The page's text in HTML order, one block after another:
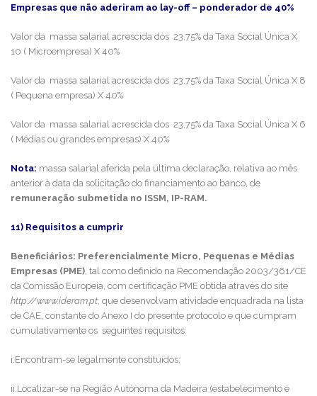
Empresas que não aderiram ao lay-off – ponderador de 40%
Valor da massa salarial acrescida dos 23,75% da Taxa Social Única X
10 ( Microempresa) X 40%
Valor da massa salarial acrescida dos 23,75% da Taxa Social Única X 8
( Pequena empresa) X 40%
Valor da massa salarial acrescida dos 23,75% da Taxa Social Única X 6
( Médias ou grandes empresas) X 40%
Nota: massa salarial aferida pela última declaração, relativa ao mês
anterior à data da solicitação do financiamento ao banco, de
remuneração submetida no ISSM, IP-RAM.
11) Requisitos a cumprir
Beneficiários: Preferencialmente Micro, Pequenas e Médias
Empresas (PME), tal como definido na Recomendação 2003/361/CE
da Comissão Europeia, com certificação PME obtida através do site
http://www.ideram.pt, que desenvolvam atividade enquadrada na lista
de CAE, constante do Anexo I do presente protocolo e que cumpram
cumulativamente os seguintes requisitos:
i.Encontram-se legalmente constituídos;
ii.Localizar-se na Região Autónoma da Madeira (estabelecimento e